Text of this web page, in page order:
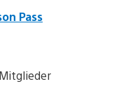
Pass